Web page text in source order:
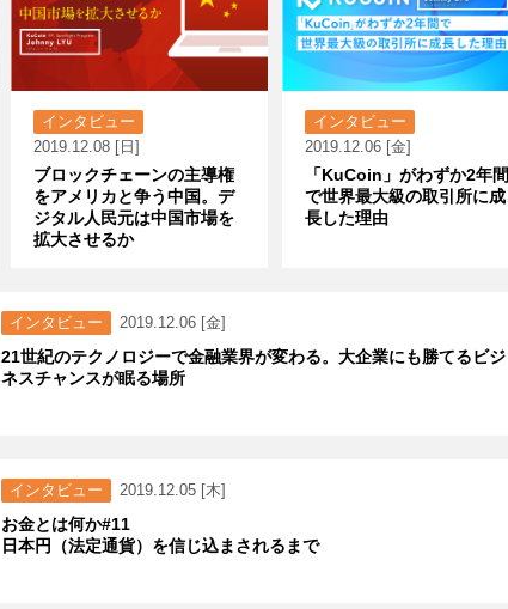
インタビュー
2019.12.08 [日]
ブロックチェーンの主導権
をアメリカと争う中国。デ
ジタル人民元は中国市場を
拡大させるか
インタビュー
2019.12.06 [金]
「KuCoin」がわずか2年間
で世界最大級の取引所に成
長した理由
インタビュー 2019.12.06 [金]
21世紀のテクノロジーで金融業界が変わる。大企業にも勝てるビジ
ネスチャンスが眠る場所
インタビュー 2019.12.05 [木]
お金とは何か#11
日本円（法定通貨）を信じ込まされるまで